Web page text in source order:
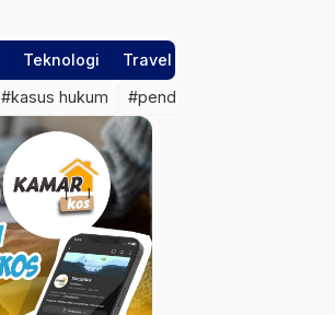
Teknologi Travel
#kasus hukum #pendapatan asli daerah